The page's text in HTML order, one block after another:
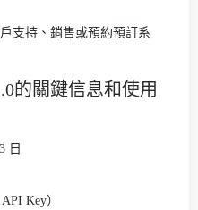
支持、銷售或預約預訂系
的關鍵信息和使用
日
Key）